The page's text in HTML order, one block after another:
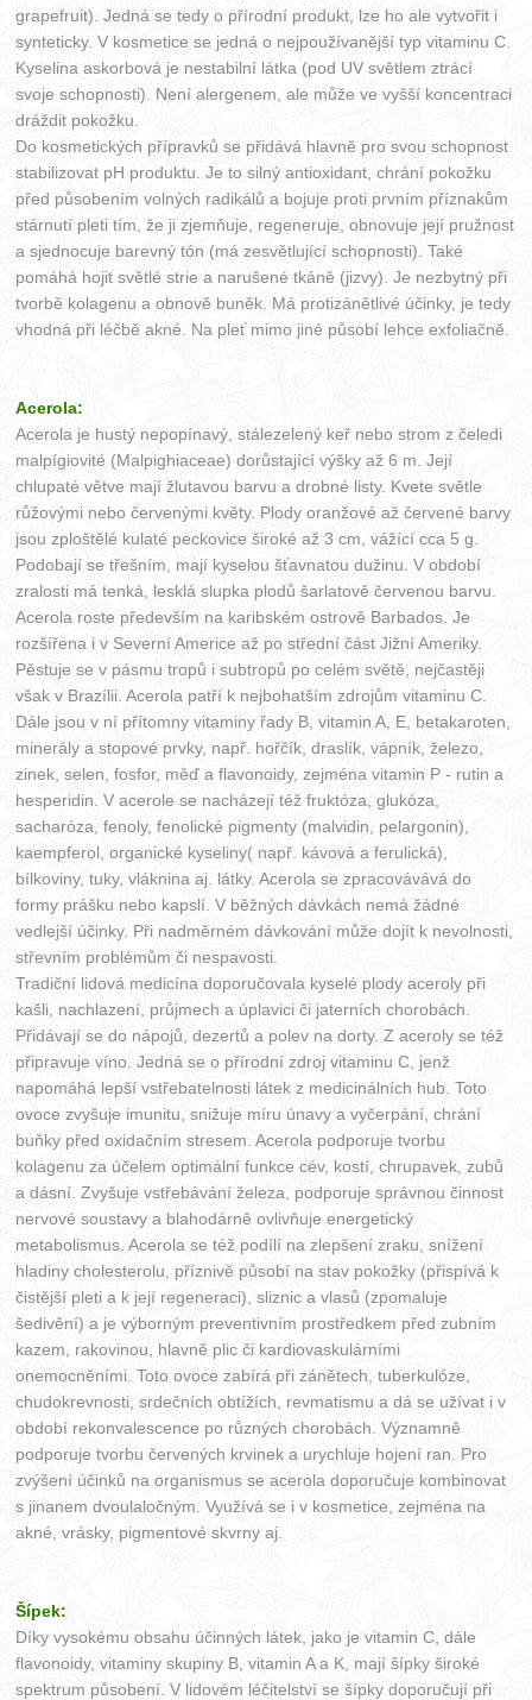
grapefruit). Jedná se tedy o přírodní produkt, lze ho ale vytvořit i
synteticky. V kosmetice se jedná o nejpoužívanější typ vitaminu C.
Kyselina askorbová je nestabilní látka (pod UV světlem ztrácí
svoje schopnosti). Není alergenem, ale může ve vyšší koncentraci
dráždit pokožku.
Do kosmetických přípravků se přidává hlavně pro svou schopnost
stabilizovat pH produktu. Je to silný antioxidant, chrání pokožku
před působením volných radikálů a bojuje proti prvním příznakům
stárnutí pleti tím, že ji zjemňuje, regeneruje, obnovuje její pružnost
a sjednocuje barevný tón (má zesvětlující schopnosti). Také
pomáhá hojit světlé strie a narušené tkáně (jizvy). Je nezbytný při
tvorbě kolagenu a obnově buněk. Má protizánětlivé účinky, je tedy
vhodná při léčbě akné. Na pleť mimo jiné působí lehce exfoliačně.
Acerola:
Acerola je hustý nepopínavý, stálezelený keř nebo strom z čeledi
malpígiovité (Malpighiaceae) dorůstající výšky až 6 m. Její
chlupaté větve mají žlutavou barvu a drobné listy. Kvete světle
růžovými nebo červenými květy. Plody oranžové až červené barvy
jsou zploštělé kulaté peckovice široké až 3 cm, vážící cca 5 g.
Podobají se třešním, mají kyselou šťavnatou dužinu. V období
zralosti má tenká, lesklá slupka plodů šarlatově červenou barvu.
Acerola roste především na karibském ostrově Barbados. Je
rozšířena i v Severní Americe až po střední část Jižní Ameriky.
Pěstuje se v pásmu tropů i subtropů po celém světě, nejčastěji
však v Brazílii. Acerola patří k nejbohatším zdrojům vitaminu C.
Dále jsou v ní přítomny vitaminy řady B, vitamin A, E, betakaroten,
minerály a stopové prvky, např. hořčík, draslík, vápník, železo,
zinek, selen, fosfor, měď a flavonoidy, zejména vitamin P - rutin a
hesperidin. V acerole se nacházejí též fruktóza, glukóza,
sacharóza, fenoly, fenolické pigmenty (malvidin, pelargonin),
kaempferol, organické kyseliny( např. kávová a ferulická),
bílkoviny, tuky, vláknina aj. látky. Acerola se zpracovávává do
formy prášku nebo kapslí. V běžných dávkách nemá žádné
vedlejší účinky. Při nadměrném dávkování může dojít k nevolnosti,
střevním problémům či nespavosti.
Tradiční lidová medicína doporučovala kyselé plody aceroly při
kašli, nachlazení, průjmech a úplavici či jaterních chorobách.
Přidávají se do nápojů, dezertů a polev na dorty. Z aceroly se též
připravuje víno. Jedná se o přírodní zdroj vitaminu C, jenž
napomáhá lepší vstřebatelnosti látek z medicinálních hub. Toto
ovoce zvyšuje imunitu, snižuje míru únavy a vyčerpání, chrání
buňky před oxidačním stresem. Acerola podporuje tvorbu
kolagenu za účelem optimální funkce cév, kostí, chrupavek, zubů
a dásní. Zvyšuje vstřebávání železa, podporuje správnou činnost
nervové soustavy a blahodárně ovlivňuje energetický
metabolismus. Acerola se též podílí na zlepšení zraku, snížení
hladiny cholesterolu, příznivě působí na stav pokožky (přispívá k
čistější pleti a k její regeneraci), sliznic a vlasů (zpomaluje
šedivění) a je výborným preventivním prostředkem před zubním
kazem, rakovinou, hlavně plic či kardiovaskulárními
onemocněními. Toto ovoce zabírá při zánětech, tuberkulóze,
chudokrevnosti, srdečních obtížích, revmatismu a dá se užívat i v
období rekonvalescence po různých chorobách. Významně
podporuje tvorbu červených krvinek a urychluje hojení ran. Pro
zvýšení účinků na organismus se acerola doporučuje kombinovat
s jinanem dvoulaločným. Využívá se i v kosmetice, zejména na
akné, vrásky, pigmentové skvrny aj.
Šípek:
Díky vysokému obsahu účinných látek, jako je vitamin C, dále
flavonoidy, vitaminy skupiny B, vitamin A a K, mají šípky široké
spektrum působení. V lidovém léčitelství se šípky doporučují při